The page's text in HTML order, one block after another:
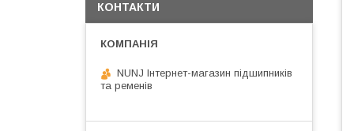
КОНТАКТИ
NUNJ Інтернет-магазин підшипників
та ременів